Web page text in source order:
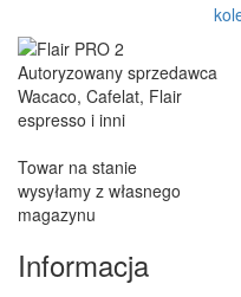
George Staf
Fast delivery. Good
Martynas Sagaitis
Great product. Game changer.